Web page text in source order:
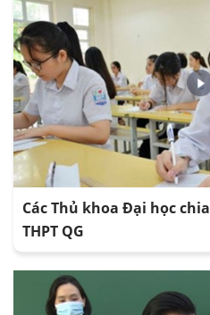
Các Thủ khoa Đại học
THPT QG